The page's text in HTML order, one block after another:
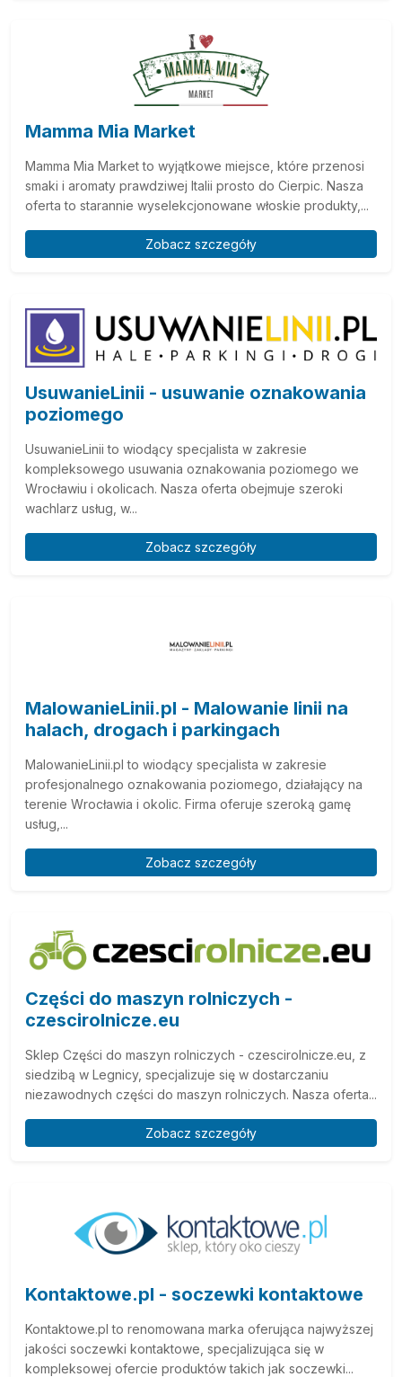
Mamma Mia Market
Mamma Mia Market to wyjątkowe miejsce, które przenosi
smaki i aromaty prawdziwej Italii prosto do Cierpic. Nasza
oferta to starannie wyselekcjonowane włoskie produkty,...
Zobacz szczegóły
UsuwanieLinii - usuwanie oznakowania
poziomego
UsuwanieLinii to wiodący specjalista w zakresie
kompleksowego usuwania oznakowania poziomego we
Wrocławiu i okolicach. Nasza oferta obejmuje szeroki
wachlarz usług, w...
Zobacz szczegóły
MalowanieLinii.pl - Malowanie linii na
halach, drogach i parkingach
MalowanieLinii.pl to wiodący specjalista w zakresie
profesjonalnego oznakowania poziomego, działający na
terenie Wrocławia i okolic. Firma oferuje szeroką gamę
usług,...
Zobacz szczegóły
Części do maszyn rolniczych -
czescirolnicze.eu
Sklep Części do maszyn rolniczych - czescirolnicze.eu, z
siedzibą w Legnicy, specjalizuje się w dostarczaniu
niezawodnych części do maszyn rolniczych. Nasza oferta...
Zobacz szczegóły
Kontaktowe.pl - soczewki kontaktowe
Kontaktowe.pl to renomowana marka oferująca najwyższej
jakości soczewki kontaktowe, specjalizująca się w
kompleksowej ofercie produktów takich jak soczewki...